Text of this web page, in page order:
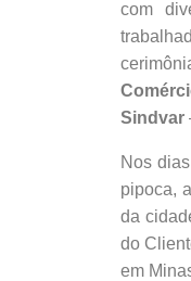
com
Sindvar
Nos
pipoca,
da
do
em